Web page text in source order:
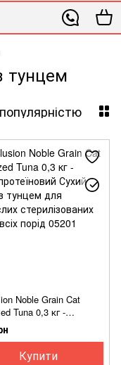
тунцем
Noble Grain Cat
Tuna 0,3 кг -
Сухий корм
для дорослих
котів всіх
Купити